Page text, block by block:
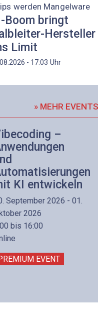
werden Mangelware
Boom bringt
Hersteller
Limit
- 17:03 Uhr
» MEHR EVENTS
–
KI entwickeln
September 2026 - 01.
2026
bis 16:00
EVENT